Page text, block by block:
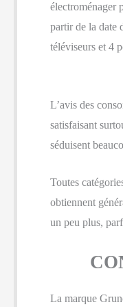
électroménager
partir de la date
téléviseurs et 4
L’avis des
satisfaisant
séduisent
Toutes
obtiennent
un peu plus,
La marque